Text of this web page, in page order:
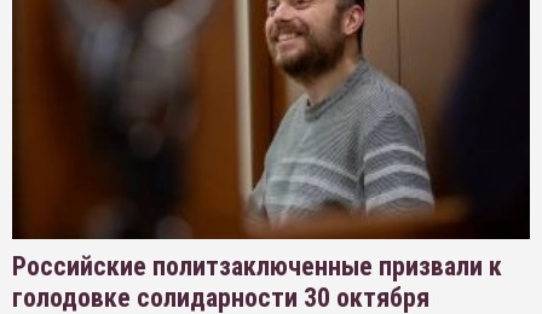
Российские политзаключенные призвали к
голодовке солидарности 30 октября